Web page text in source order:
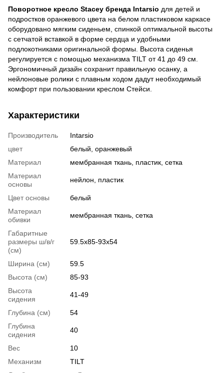
Поворотное кресло Stacey бренда Intarsio для детей и
подростков оранжевого цвета на белом пластиковом каркасе
оборудовано мягким сиденьем, спинкой оптимальной высоты
с сетчатой ​​вставкой в ​​форме сердца и удобными
подлокотниками оригинальной формы. Высота сиденья
регулируется с помощью механизма TILT от 41 до 49 см.
Эргономичный дизайн сохранит правильную осанку, а
нейлоновые ролики с плавным ходом дадут необходимый
комфорт при пользовании креслом Стейси.
Характеристики
Производитель
Intarsio
цвет
белый, оранжевый
Материал
мембранная ткань, пластик, сетка
Материал
основы
нейлон, пластик
Цвет основы
белый
Материал
обивки
мембранная ткань, сетка
Габаритные
размеры ш/в/г
(см)
59.5х85-93х54
Ширина (см)
59.5
Высота (см)
85-93
Высота
сидения
41-49
Глубина (см)
54
Глубина
сидения
40
Вес
10
Механизм
TILT